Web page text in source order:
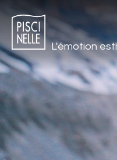
L'émotion